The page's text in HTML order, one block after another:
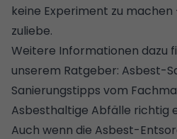
keine Experiment zu
zuliebe.
Weitere Informationen dazu
unserem Ratgeber: Asbest-
Sanierungstipps vom
Asbesthaltige Abfälle richtig
Auch wenn die Asbest-